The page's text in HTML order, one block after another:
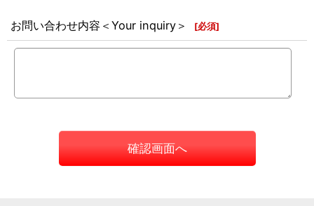
お問い合わせ内容＜Your inquiry＞ [必須]
確認画面へ